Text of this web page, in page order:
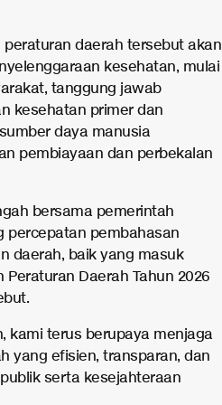
daerah tersebut akan
kesehatan, mulai
tanggung jawab
kesehatan primer dan
daya manusia
pembiayaan dan perbekalan
bersama pemerintah
percepatan pembahasan
daerah, baik yang masuk
Daerah Tahun 2026
kami terus berupaya menjaga
yang efisien, transparan, dan
serta kesejahteraan